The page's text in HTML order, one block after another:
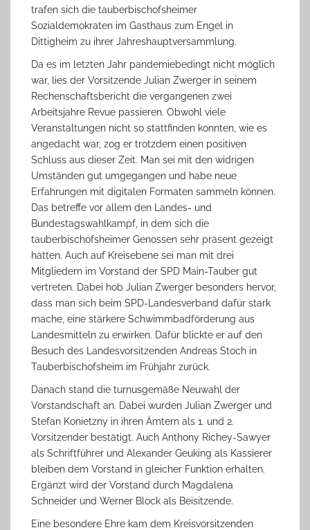
trafen sich die tauberbischofsheimer
Sozialdemokraten im Gasthaus zum Engel in
Dittigheim zu ihrer Jahreshauptversammlung.
Da es im letzten Jahr pandemiebedingt nicht möglich
war, lies der Vorsitzende Julian Zwerger in seinem
Rechenschaftsbericht die vergangenen zwei
Arbeitsjahre Revue passieren. Obwohl viele
Veranstaltungen nicht so stattfinden konnten, wie es
angedacht war, zog er trotzdem einen positiven
Schluss aus dieser Zeit. Man sei mit den widrigen
Umständen gut umgegangen und habe neue
Erfahrungen mit digitalen Formaten sammeln können.
Das betreffe vor allem den Landes- und
Bundestagswahlkampf, in dem sich die
tauberbischofsheimer Genossen sehr präsent gezeigt
hätten. Auch auf Kreisebene sei man mit drei
Mitgliedern im Vorstand der SPD Main-Tauber gut
vertreten. Dabei hob Julian Zwerger besonders hervor,
dass man sich beim SPD-Landesverband dafür stark
mache, eine stärkere Schwimmbadförderung aus
Landesmitteln zu erwirken. Dafür blickte er auf den
Besuch des Landesvorsitzenden Andreas Stoch in
Tauberbischofsheim im Frühjahr zurück.
Danach stand die turnusgemäße Neuwahl der
Vorstandschaft an. Dabei wurden Julian Zwerger und
Stefan Konietzny in ihren Ämtern als 1. und 2.
Vorsitzender bestätigt. Auch Anthony Richey-Sawyer
als Schriftführer und Alexander Geuking als Kassierer
bleiben dem Vorstand in gleicher Funktion erhalten.
Ergänzt wird der Vorstand durch Magdalena
Schneider und Werner Block als Beisitzende.
Eine besondere Ehre kam dem Kreisvorsitzenden